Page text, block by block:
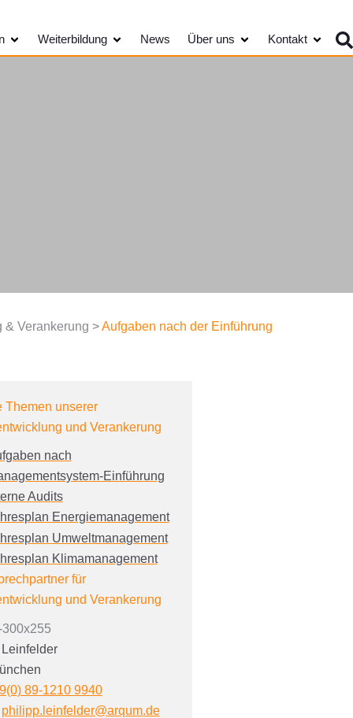
Öffne Kundengruppen
Weiterbildung Öffne Weiterbildung
News Über uns Öffne Über uns
Kontakt Öffne
& Verankerung >Aufgaben nach der Einführung
Themen unserer
und Verankerung
nach
Einführung
Audits
Energiemanagement
Umweltmanagement
Klimamanagement
für
und Verankerung
89-1210 9940
philipp.leinfelder@arqum.de